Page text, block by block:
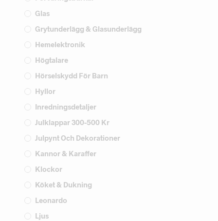
Glas
Grytunderlägg & Glasunderlägg
Hemelektronik
Högtalare
Hörselskydd För Barn
Hyllor
Inredningsdetaljer
Julklappar 300-500 Kr
Julpynt Och Dekorationer
Kannor & Karaffer
Klockor
Köket & Dukning
Leonardo
Ljus